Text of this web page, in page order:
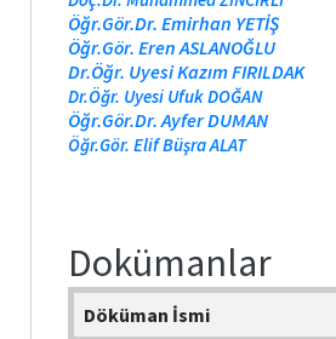
Bologna
Form ve
Belgeler
Öğr.Gör.Dr. Emirhan YETİŞ
Öğr.Gör. Eren ASLANOĞLU
Dr.Öğr. Uyesi Kazım FIRILDAK
Dr.Öğr. Uyesi Ufuk DOĞAN
Öğr.Gör.Dr. Ayfer DUMAN
Öğr.Gör. Elif Büşra ALAT
Dokümanlar
Döküman İsmi